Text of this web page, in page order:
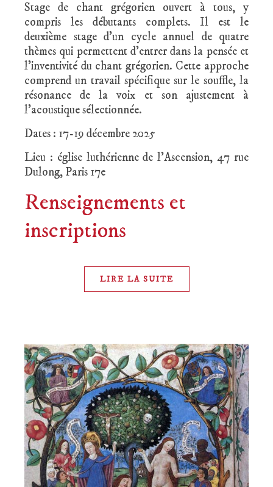
Stage de chant grégorien ouvert à tous, y
compris les débutants complets. Il est le
deuxième stage d’un cycle annuel de quatre
thèmes qui permettent d’entrer dans la pensée et
l’inventivité du chant grégorien. Cette approche
comprend un travail spécifique sur le souffle, la
résonance de la voix et son ajustement à
l’acoustique sélectionnée.
Dates : 17-19 décembre 2025
Lieu : église luthérienne de l’Ascension, 47 rue
Dulong, Paris 17e
Renseignements et
inscriptions
LIRE LA SUITE